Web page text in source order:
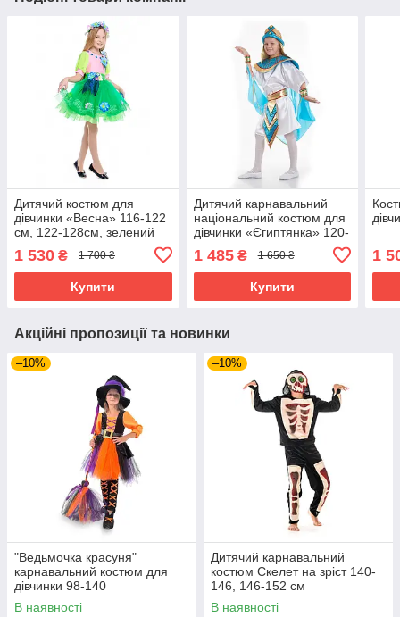
Дитячий костюм для
дівчинки «Весна» 116-122
см, 122-128см, зелений
1 530 ₴ 1 700 ₴
Купити
Дитячий карнавальний
національний костюм для
дівчинки «Єгиптянка» 120-
135 см, білий та бірюза.
1 485₴ 1 650 ₴
Купити
1
Акційні пропозиції та новинки
–10%
"Ведьмочка красуня"
карнавальний костюм для
дівчинки 98-140
В наявності
–10%
Дитячий карнавальний
костюм Скелет на зріст 140-
146, 146-152 см
В наявності